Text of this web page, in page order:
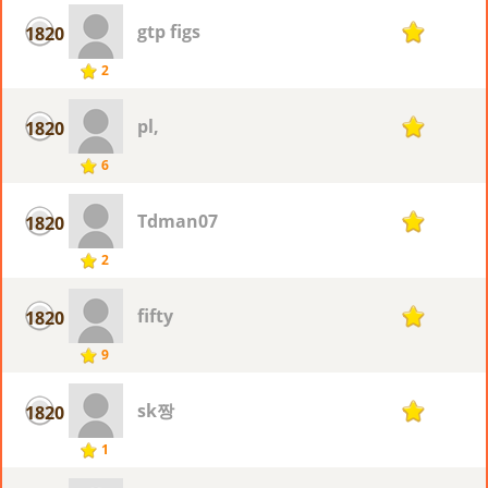
1820
2
gtp figs 1
1820
6
pl, 1
1820
2
Tdman07 1
1820
9
fifty 1
1820
1
sk짱 1